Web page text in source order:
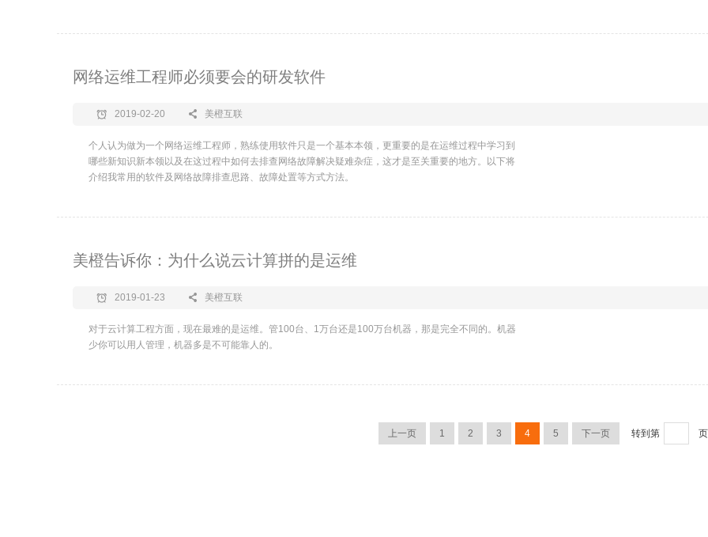
网络运维工程师必须要会的研发软件
2019-02-20 美橙互联
个人认为做为一个网络运维工程师，熟练使用软件只是一个基本本领，更重要的是在运维过程中学习到
哪些新知识新本领以及在这过程中如何去排查网络故障解决疑难杂症，这才是至关重要的地方。以下将
介绍我常用的软件及网络故障排查思路、故障处置等方式方法。
美橙告诉你：为什么说云计算拼的是运维
2019-01-23 美橙互联
对于云计算工程方面，现在最难的是运维。管100台、1万台还是100万台机器，那是完全不同的。机器
少你可以用人管理，机器多是不可能靠人的。
转到第 页
上一页 1 2 3 4 5 下一页